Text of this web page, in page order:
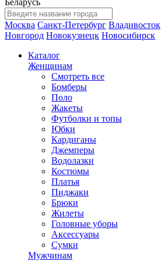
Беларусь
Москва Санкт-Петербург Владивосток
Новгород Новокузнецк Новосибирск
Каталог
Женщинам
Смотреть все
Бомберы
Поло
Жакеты
Футболки и топы
Юбки
Кардиганы
Джемперы
Водолазки
Костюмы
Платья
Пиджаки
Брюки
Жилеты
Головные уборы
Аксессуары
Сумки
Мужчинам